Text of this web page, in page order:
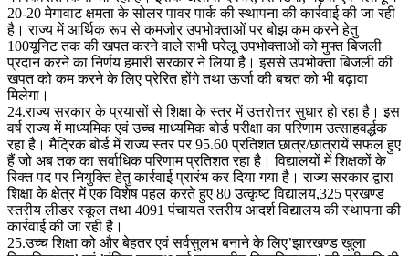
20-20 मेगावाट क्षमता के सोलर पावर पार्क की स्थापना की कार्रवाई की जा रही
है। राज्य में आर्थिक रूप से कमजोर उपभोक्ताओं पर बोझ कम करने हेतु
100यूनिट तक की खपत करने वाले सभी घरेलू उपभोक्ताओं को मुफ्त बिजली
प्रदान करने का निर्णय हमारी सरकार ने लिया है। इससे उपभोक्ता बिजली की
खपत को कम करने के लिए प्रेरित होंगे तथा ऊर्जा की बचत को भी बढ़ावा
मिलेगा।
24.राज्य सरकार के प्रयासों से शिक्षा के स्तर में उत्तरोत्तर सुधार हो रहा है। इस
वर्ष राज्य में माध्यमिक एवं उच्च माध्यमिक बोर्ड परीक्षा का परिणाम उत्साहवर्द्धक
रहा है। मैट्रिक बोर्ड में राज्य स्तर पर 95.60 प्रतिशत छात्र/छात्रायें सफल हुए
हैं जो अब तक का सर्वाधिक परिणाम प्रतिशत रहा है। विद्यालयों में शिक्षकों के
रिक्त पद पर नियुक्ति हेतु कार्रवाई प्रारंभ कर दिया गया है। राज्य सरकार द्वारा
शिक्षा के क्षेत्र में एक विशेष पहल करते हुए 80 उत्कृष्ट विद्यालय,325 प्रखण्ड
स्तरीय लीडर स्कूल तथा 4091 पंचायत स्तरीय आदर्श विद्यालय की स्थापना की
कार्रवाई की जा रही है।
25.उच्च शिक्षा को और बेहतर एवं सर्वसुलभ बनाने के लिए’झारखण्ड खुला